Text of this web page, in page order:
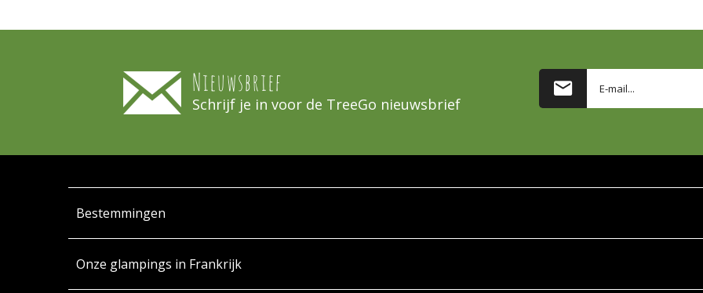
Nieuwsbrief
Schrijf je in voor de TreeGo nieuwsbrief
Bestemmingen
Onze glampings in Frankrijk